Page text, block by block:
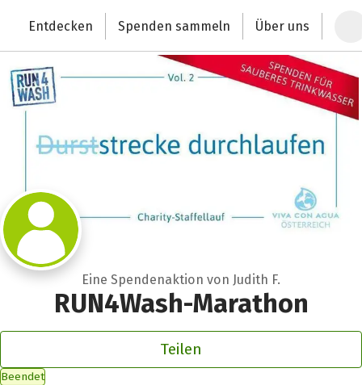
Deutschlands größte Spendenplattform
Entdecken Spenden sammeln Über uns
Eine Spendenaktion von Judith F.
RUN4Wash-Marathon
Teilen
Beendet